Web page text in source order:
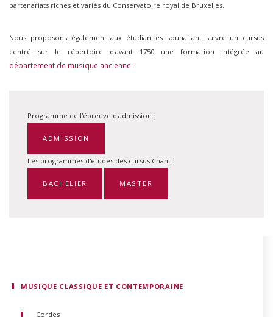
MUSIQUE CLASSIQUE ET CONTEMPORAINE
Cordes
partenariats riches et variés du Conservatoire royal de Bruxelles.
Nous proposons également aux étudiant·es souhaitant suivre un cursus
centré sur le répertoire d'avant 1750 une formation intégrée au
département de musique ancienne.
Programme de l'épreuve d'admission :
ADMISSION
Les programmes d'études des cursus Chant :
BACHELIER MASTER